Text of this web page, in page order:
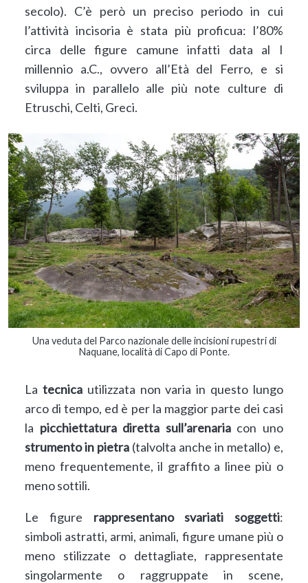
secolo). C’è però un preciso periodo in cui
l’attività incisoria è stata più proficua: l’80%
circa delle figure camune infatti data al I
millennio a.C., ovvero all’Età del Ferro, e si
sviluppa in parallelo alle più note culture di
Etruschi, Celti, Greci.
Una veduta del Parco nazionale delle incisioni rupestri di
Naquane, località di Capo di Ponte.
La tecnicautilizzata non varia in questo lungo
arco di tempo, ed è per la maggior parte dei casi
la picchiettatura diretta sull’arenariacon uno
strumento in pietra (talvolta anche in metallo) e,
meno frequentemente, il graffito a linee più o
meno sottili.
Le figure rappresentano svariati soggetti:
simboli astratti, armi, animali, figure umane più o
meno stilizzate o dettagliate, rappresentate
singolarmente o raggruppate in scene,